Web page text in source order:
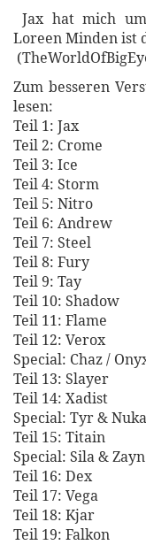
Jax hat mich
Loreen Minden ist
Zum besseren
lesen:
Teil 1: Jax
Teil 2: Crome
Teil 3: Ice
Teil 4: Storm
Teil 5: Nitro
Teil 6: Andrew
Teil 7: Steel
Teil 8: Fury
Teil 9: Tay
Teil 10: Shadow
Teil 11: Flame
Teil 12: Verox
Special: Chaz /
Teil 13: Slayer
Teil 14: Xadist
Special: Tyr & Nuka
Teil 15: Titain
Special: Sila & Zayn
Teil 16: Dex
Teil 17: Vega
Teil 18: Kjar
Teil 19: Falkon